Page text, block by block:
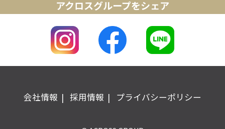
アクロスグループをシェア
会社情報 採用情報 プライバシーポリシー